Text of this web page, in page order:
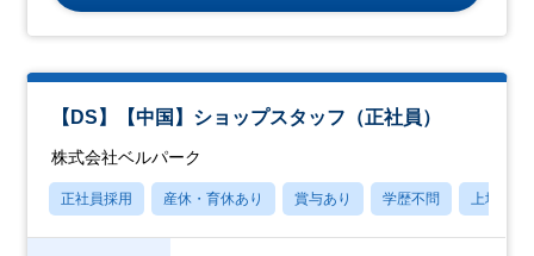
【DS】【中国】ショップスタッフ（正社員）
株式会社ベルパーク
正社員採用 産休・育休あり 賞与あり 学歴不問 上場企業